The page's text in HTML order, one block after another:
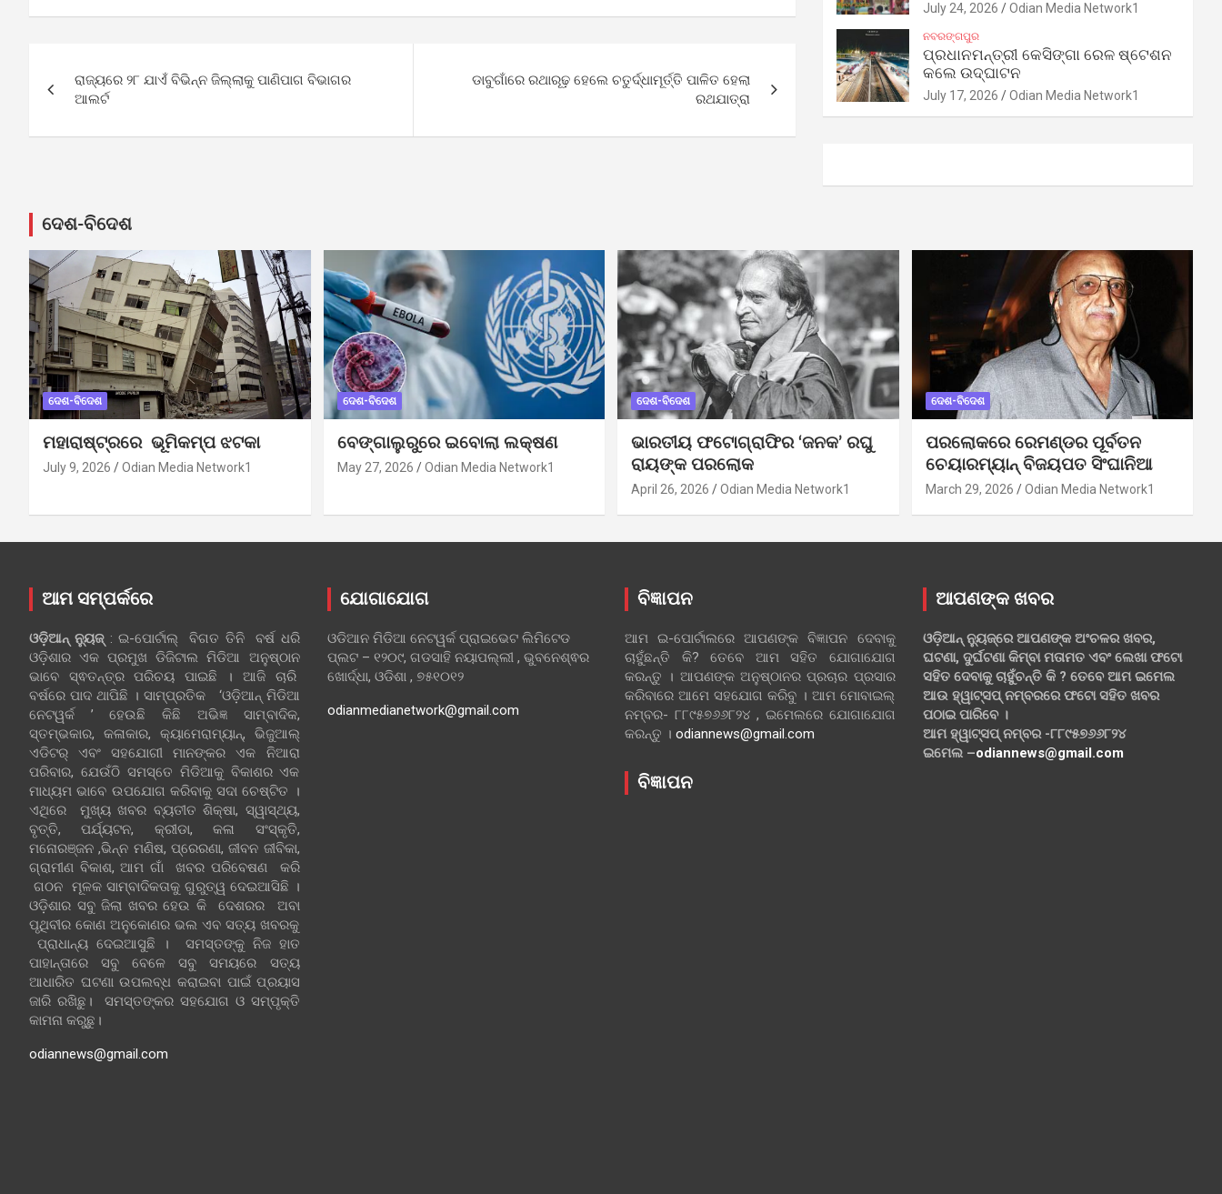
navigation
ରାଜ୍ୟରେ ୨୮ ଯାଏଁ ବିଭିନ୍ନ ଜିଲ୍ଲାକୁ ପାଣିପାଗ ବିଭାଗର
ଆଲର୍ଟ
ଡାବୁଗାଁରେ ରଥାରୂଢ଼ ହେଲେ ଚତୁର୍ଦ୍ଧାମୂର୍ତ୍ତି ପାଳିତ ହେଲା
ରଥଯାତ୍ରା
July 24, 2026 Odian Media Network1
ନବରଙ୍ଗପୁର
ପ୍ରଧାନମନ୍ତ୍ରୀ କେସିଙ୍ଗା ରେଳ ଷ୍ଟେଶନ
କଲେ ଉଦ୍‌ଘାଟନ
July 17, 2026 Odian Media Network1
ଦେଶ-ବିଦେଶ
ଦେଶ-ବିଦେଶ
ମହାରାଷ୍ଟ୍ରରେ ଭୂମିକମ୍ପ ଝଟକା
July 9, 2026 Odian Media Network1
ଦେଶ-ବିଦେଶ
ବେଙ୍ଗାଲୁରୁରେ ଇବୋଲା ଲକ୍ଷଣ
May 27, 2026 Odian Media Network1
ଦେଶ-ବିଦେଶ
ଭାରତୀୟ ଫଟୋଗ୍ରାଫିର ‘ଜନକ’ ରଘୁ
ରାୟଙ୍କ ପରଲୋକ
April 26, 2026 Odian Media Network1
ଦେଶ-ବିଦେଶ
ପରଲୋକରେ ରେମଣ୍ଡର ପୂର୍ବତନ
ଚେୟାରମ୍ୟାନ୍ ବିଜୟପତ ସିଂଘାନିଆ
March 29, 2026 Odian Media Network1
ଆମ ସମ୍ପର୍କରେ
ଓଡ଼ିଆନ୍‍ ନ୍ୟୁଜ୍‍: ଇ-ପୋର୍ଟାଲ୍ ବିଗତ ତିନି ବର୍ଷ ଧରି
ଓଡ଼ିଶାର ଏକ ପ୍ରମୁଖ ଡିଜିଟାଲ ମିଡିଆ ଅନୁଷ୍ଠାନ
ଭାବେ ସ୍ଵତନ୍ତ୍ର ପରିଚୟ ପାଇଛି । ଆଜି ଚାରି
ବର୍ଷରେ ପାଦ ଥାପିଛି । ସାମ୍ପ୍ରତିକ ‘ଓଡ଼ିଆନ୍‍ ମିଡିଆ
ନେଟୱର୍କ ’ ହେଉଛି କିଛି ଅଭିଜ୍ଞ ସାମ୍ବାଦିକ,
ସ୍ତମ୍ଭକାର, କଳାକାର, କ୍ୟାମେରାମ୍ୟାନ୍, ଭିଜୁଆଲ୍
ଏଡିଟର୍ ଏବଂ ସହଯୋଗୀ ମାନଙ୍କର ଏକ ନିଆରା
ପରିବାର, ଯେଉଁଠି ସମସ୍ତେ ମିଡିଆକୁ ବିକାଶର ଏକ
ମାଧ୍ୟମ ଭାବେ ଉପଯୋଗ କରିବାକୁ ସଦା ଚେଷ୍ଟିତ ।
ଏଥିରେ ମୁଖ୍ୟ ଖବର ବ୍ୟତୀତ ଶିକ୍ଷା, ସ୍ୱାସ୍ଥ୍ୟ,
ବୃତ୍ତି, ପର୍ଯ୍ୟଟନ, କ୍ରୀଡା, କଳା ସଂସ୍କୃତି,
ମନୋରଞ୍ଜନ ,ଭିନ୍ନ ମଣିଷ, ପ୍ରେରଣା, ଜୀବନ ଜୀବିକା,
ଗ୍ରାମୀଣ ବିକାଶ, ଆମ ଗାଁ ଖବର ପରିବେଷଣ କରି
ଗଠନ ମୂଳକ ସାମ୍ବାଦିକତାକୁ ଗୁରୁତ୍ୱ ଦେଇଆସିଛି ।
ଓଡ଼ିଶାର ସବୁ ଜିଲା ଖବର ହେଉ କି ଦେଶରର ଅବା
ପୃଥିବୀର କୋଣ ଅନୁକୋଣର ଭଲ ଏବ ସତ୍ୟ ଖବରକୁ
ପ୍ରାଧାନ୍ୟ ଦେଇଆସୁଛି । ସମସ୍ତଙ୍କୁ ନିଜ ହାତ
ପାହାନ୍ତାରେ ସବୁ ବେଳେ ସବୁ ସମୟରେ ସତ୍ୟ
ଆଧାରିତ ଘଟଣା ଉପଲବ୍ଧ କରାଇବା ପାଇଁ ପ୍ରୟାସ
ଜାରି ରଖିଛୁ। ସମସ୍ତଙ୍କର ସହଯୋଗ ଓ ସମ୍ପୃକ୍ତି
କାମନା କରୁଛୁ।
odiannews@gmail.com
ଯୋଗାଯୋଗ
ଓଡିଆନ ମିଡିଆ ନେଟୱର୍କ ପ୍ରାଇଭେଟ ଲିମିଟେଡ
ପ୍ଲଟ – ୧୨୦୯, ଗଡସାହି ନୟାପଲ୍ଲୀ , ଭୁବନେଶ୍ଵର
ଖୋର୍ଦ୍ଧା, ଓଡିଶା , ୭୫୧୦୧୨
odianmedianetwork@gmail.com
ବିଜ୍ଞାପନ
ଆମ ଇ-ପୋର୍ଟାଲରେ ଆପଣଙ୍କ ବିଜ୍ଞାପନ ଦେବାକୁ
ଚାହୁଁଛନ୍ତି କି? ତେବେ ଆମ ସହିତ ଯୋଗାଯୋଗ
କରନ୍ତୁ । ଆପଣଙ୍କ ଅନୁଷ୍ଠାନର ପ୍ରଚାର ପ୍ରସାର
କରିବାରେ ଆମେ ସହଯୋଗ କରିବୁ । ଆମ ମୋବାଇଲ୍
ନମ୍ବର- ୮୮୯୫୭୬୬୮୨୪ , ଇମେଲରେ ଯୋଗାଯୋଗ
କରନ୍ତୁ । odiannews@gmail.com
ବିଜ୍ଞାପନ
ଆପଣଙ୍କ ଖବର
ଓଡ଼ିଆନ୍ ନ୍ୟୁଜ୍‌ରେ ଆପଣଙ୍କ ଅଂଚଳର ଖବର,
ଘଟଣା, ଦୁର୍ଘଟଣା କିମ୍ବା ମତାମତ ଏବଂ ଲେଖା ଫଟୋ
ସହିତ ଦେବାକୁ ଚାହୁଁଚନ୍ତି କି ? ତେବେ ଆମ ଇମେଲ
ଆଉ ହ୍ୱାଟ୍‌ସପ୍ ନମ୍ବରରେ ଫଟୋ ସହିତ ଖବର
ପଠାଇ ପାରିବେ ।
ଆମ ହ୍ୱାଟ୍‌ସପ୍ ନମ୍ବର -୮୮୯୫୭୬୬୮୨୪
ଇମେଲ –odiannews@gmail.com